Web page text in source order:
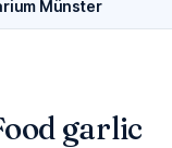
Münster
garlic